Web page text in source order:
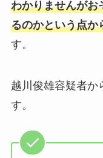
わかりませんがお
るのかという点か
す。
越川俊雄容疑者か
す。